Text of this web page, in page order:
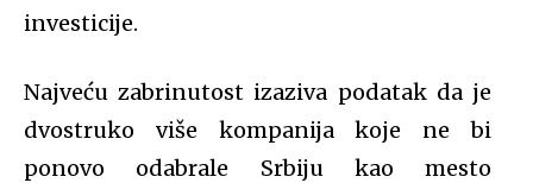
investicije.
Najveću zabrinutost izaziva podatak da je
dvostruko više kompanija koje ne bi
ponovo odabrale Srbiju kao mesto